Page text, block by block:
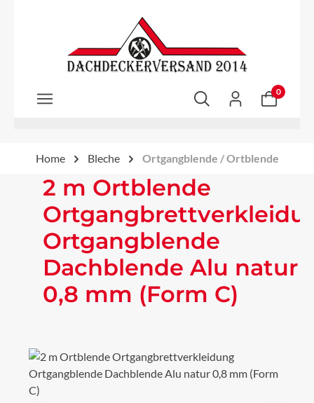
Zum Hauptinhalt springen
0
Home Bleche Ortgangblende / Ortblende
2 m Ortblende
Ortgangblende
Dachblende Alu natur
0,8 mm (Form C)
Bildergalerie überspringen